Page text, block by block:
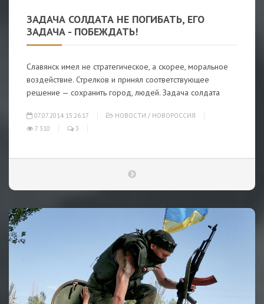
ЗАДАЧА СОЛДАТА НЕ ПОГИБАТЬ, ЕГО
ЗАДАЧА - ПОБЕЖДАТЬ!
Славянск имел не стратегическое, а скорее, моральное
воздействие. Стрелков и принял соответствующее
решение — сохранить город, людей. Задача солдата
07.07.2014 15:26:17 НОВОСТИ / НОВОРОССИЯ
7 310
3